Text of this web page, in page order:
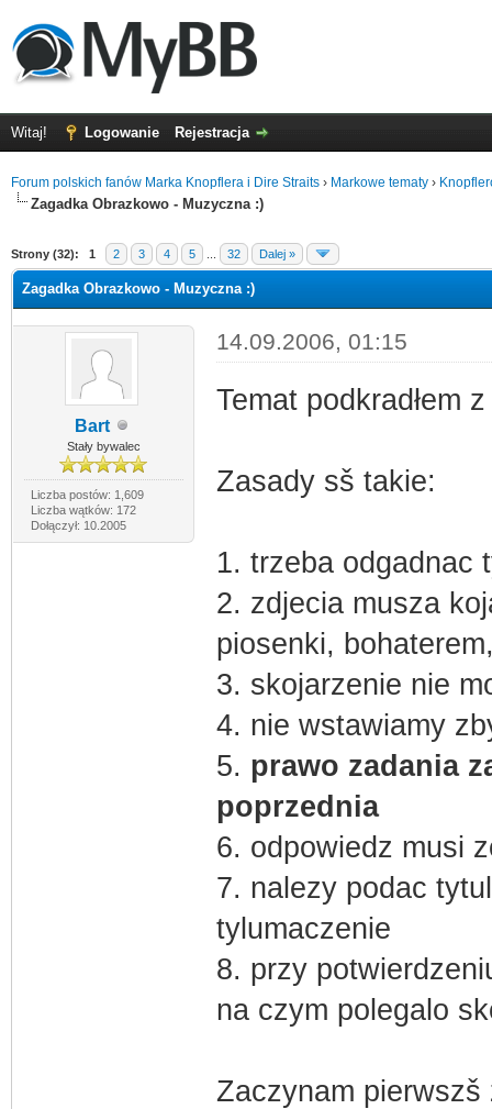
Witaj! Logowanie Rejestracja
Forum polskich fanów Marka Knopflera i Dire Straits › Markowe tematy ›
Zagadka Obrazkowo - Muzyczna :)
Strony (32): 1 2 3 4 5 32 Dalej »
Zagadka Obrazkowo - Muzyczna :)
Bart
Stały bywalec
Liczba postów: 1,609
Liczba wątków: 172
Dołączył: 10.2005
14.09.2006, 01:15
Temat podkradłem
Zasady sš takie:
1. trzeba odgadnac
2. zdjecia musza
piosenki,
3. skojarzenie nie
4. nie wstawiamy
5. prawo zadania
poprzednia
6. odpowiedz musi
7. nalezy podac
tylumaczenie
8. przy
na czym polegalo
Zaczynam